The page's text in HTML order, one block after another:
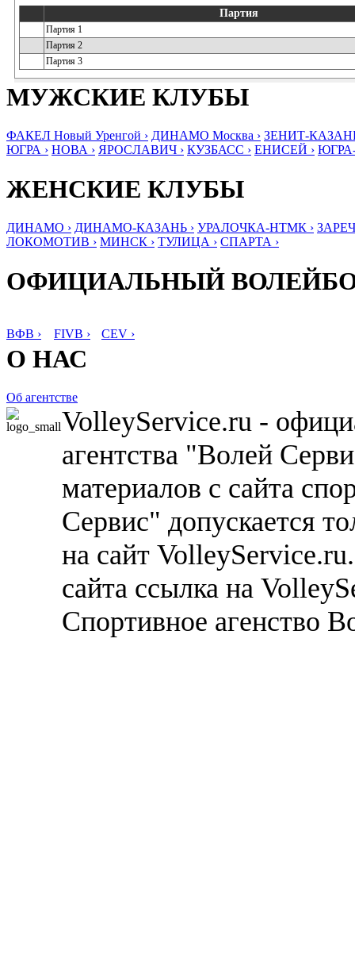
Партия
Партия 1
Партия 2
Партия 3
МУЖСКИЕ КЛУБЫ
ФАКЕЛ Новый Уренгой › ДИНАМО Москва › ЗЕНИТ-
ЮГРА › НОВА › ЯРОСЛАВИЧ › КУЗБАСС › ЕНИСЕЙ ›
ЖЕНСКИЕ КЛУБЫ
ДИНАМО › ДИНАМО-КАЗАНЬ › УРАЛОЧКА-НТМК ›
ЛОКОМОТИВ › МИНСК › ТУЛИЦА › СПАРТА ›
ОФИЦИАЛЬНЫЙ
ВФВ › FIVB › CEV ›
О НАС
Об агентстве
VolleyService.ru -
агентства "Волей
материалов с сайта
Сервис" допускается
на сайт
сайта ссылка на
Спортивное агенство